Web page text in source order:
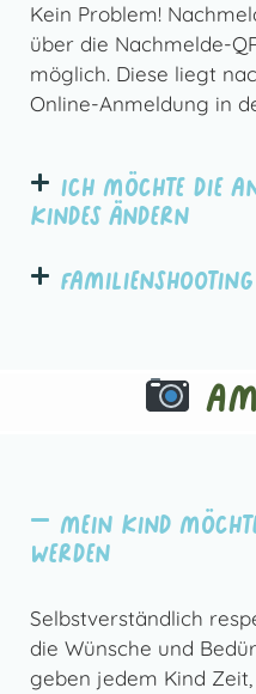
Kein Problem!
über die Nachmelde-
möglich. Diese liegt
Online-Anmeldung in
Ich möchte die
Kindes ändern
Mein Kind
werden
Selbstverständlich
die Wünsche und
geben jedem Kind